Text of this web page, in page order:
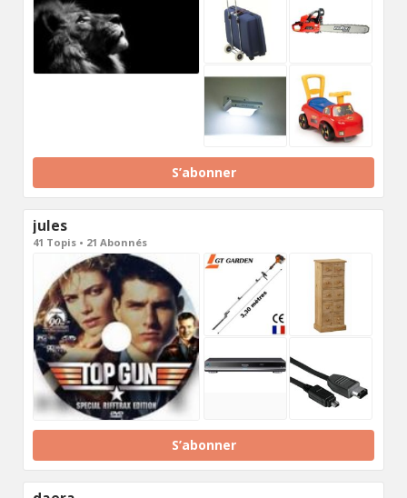
S’abonner
jules
41 Topis • 21 Abonnés
S’abonner